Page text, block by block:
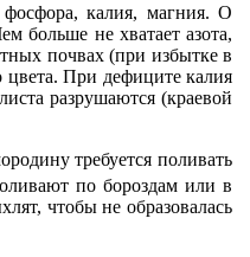
фосфора, калия, магния. О
больше не хватает азота,
поч­вах (при избытке в
цвета. При дефиците калия
разрушаются (краевой
требуется по­ливать
по бороз­дам или в
что­бы не образовалась